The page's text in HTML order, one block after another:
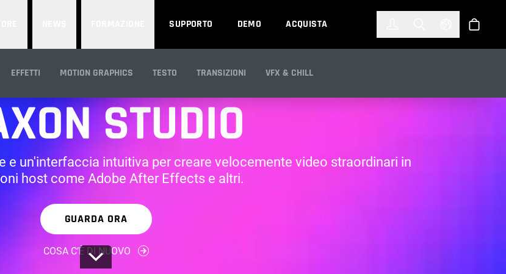
SUPPORTO DEMO ACQUISTA Select Shop
EFFETTI MOTION GRAPHICS TESTO TRANSIZIONI VFX & CHILL
INCLUSO IN RED GIANT
STUDIO
e un'interfaccia intuitiva per creare velocemente video straordinari in
host come Adobe After Effects e altri.
GUARDA ORA
COSA C’È DI NUOVO